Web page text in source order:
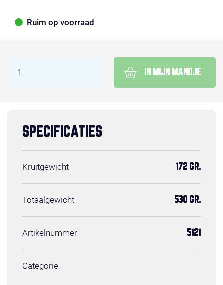
Ruim op voorraad
IN MIJN MANDJE
SPECIFICATIES
Kruitgewicht 172 GR.
Totaalgewicht 530 GR.
Artikelnummer 5121
Categorie